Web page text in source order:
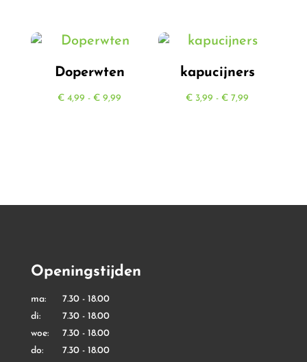
Doperwten
€ 4,99 - € 9,99
kapucijners
€ 3,99 - € 7,99
Openingstijden
ma: 7.30 - 18.00
di: 7.30 - 18.00
woe: 7.30 - 18.00
do: 7.30 - 18.00